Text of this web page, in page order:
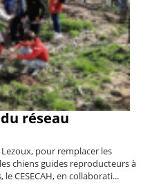
réseau
pour remplacer les
chiens guides reproducteurs à
CESECAH, en collaborati...